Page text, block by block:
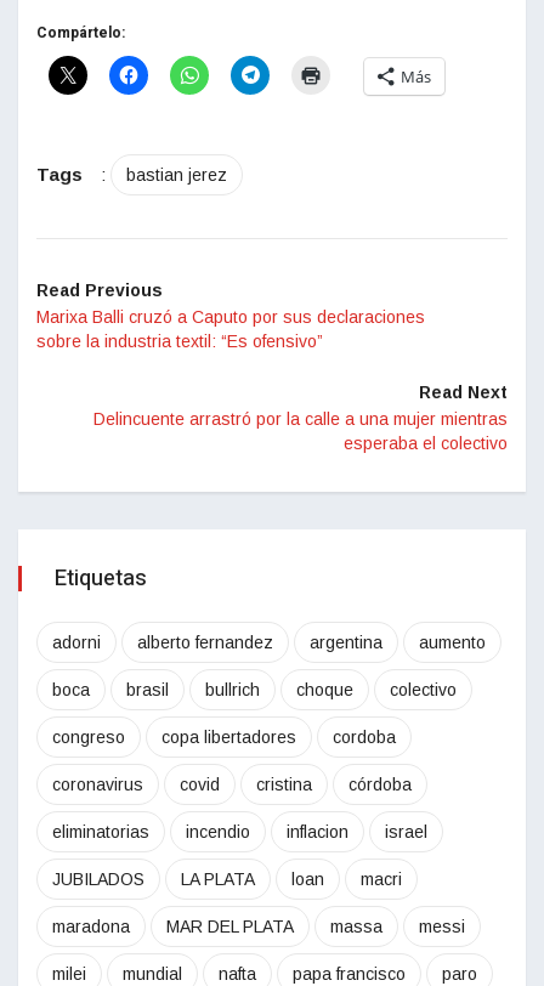
Compártelo:
Más
Tags : bastian jerez
Read Previous
Marixa Balli cruzó a Caputo por sus declaraciones
sobre la industria textil: “Es ofensivo”
Read Next
Delincuente arrastró por la calle a una mujer mientras
esperaba el colectivo
Etiquetas
adorni alberto fernandez argentina aumento
boca brasil bullrich choque colectivo
congreso copa libertadores cordoba
coronavirus covid cristina córdoba
eliminatorias incendio inflacion israel
JUBILADOS LA PLATA loan macri
maradona MAR DEL PLATA massa messi
milei mundial nafta papa francisco paro